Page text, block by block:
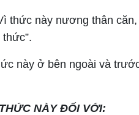
thức này nương thân
này ở bên ngoài và
NÀY ĐỐI VỚI: